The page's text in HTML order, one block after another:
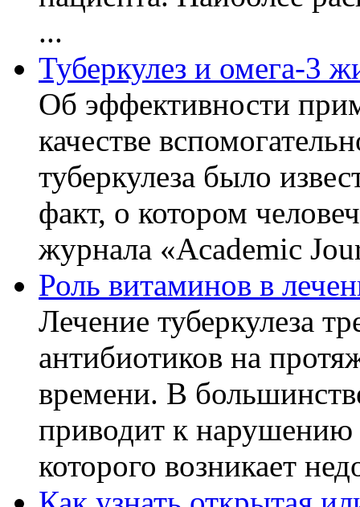
...
Туберкулез и омега-3
Об эффективности
качестве
туберкулеза было
факт, о котором
журнала «Academic
Роль витаминов в
Лечение туберкулеза
антибиотиков на
времени. В
приводит к нарушению
которого возникает